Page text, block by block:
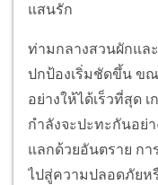
แสนรัก
ท่ามกลางสวนผักแล
ปกป้องเริ่มชัดขึ้น ขณ
อย่างให้ได้เร็วที่สุด
กำลังจะปะทะกันอย่
แลกด้วยอันตราย กา
ไปสู่ความปลอดภัยห